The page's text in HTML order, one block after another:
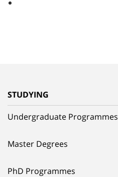
STUDYING
Undergraduate Programmes
Master Degrees
PhD Programmes